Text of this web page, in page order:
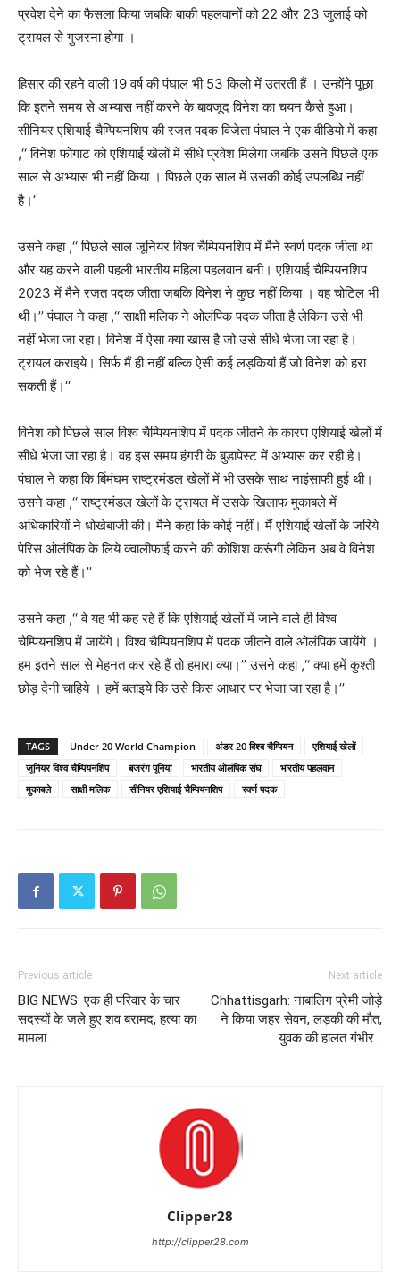
प्रवेश देने का फैसला किया जबकि बाकी पहलवानों को 22 और 23 जुलाई को
ट्रायल से गुजरना होगा ।
हिसार की रहने वाली 19 वर्ष की पंघाल भी 53 किलो में उतरती हैं । उन्होंने पूछा
कि इतने समय से अभ्यास नहीं करने के बावजूद विनेश का चयन कैसे हुआ।
सीनियर एशियाई चैम्पियनशिप की रजत पदक विजेता पंघाल ने एक वीडियो में कहा
,‘‘ विनेश फोगाट को एशियाई खेलों में सीधे प्रवेश मिलेगा जबकि उसने पिछले एक
साल से अभ्यास भी नहीं किया । पिछले एक साल में उसकी कोई उपलब्धि नहीं
है।’
उसने कहा ,‘‘ पिछले साल जूनियर विश्व चैम्पियनशिप में मैने स्वर्ण पदक जीता था
और यह करने वाली पहली भारतीय महिला पहलवान बनी। एशियाई चैम्पियनशिप
2023 में मैने रजत पदक जीता जबकि विनेश ने कुछ नहीं किया । वह चोटिल भी
थी।’’ पंघाल ने कहा ,‘‘ साक्षी मलिक ने ओलंपिक पदक जीता है लेकिन उसे भी
नहीं भेजा जा रहा। विनेश में ऐसा क्या खास है जो उसे सीधे भेजा जा रहा है।
ट्रायल कराइये। सिर्फ मैं ही नहीं बल्कि ऐसी कई लड़कियां हैं जो विनेश को हरा
सकती हैं।’’
विनेश को पिछले साल विश्व चैम्पियनशिप में पदक जीतने के कारण एशियाई खेलों में
सीधे भेजा जा रहा है। वह इस समय हंगरी के बुडापेस्ट में अभ्यास कर रही है।
पंघाल ने कहा कि र्बिमंघम राष्ट्रमंडल खेलों में भी उसके साथ नाइंसाफी हुई थी।
उसने कहा ,‘‘ राष्ट्रमंडल खेलों के ट्रायल में उसके खिलाफ मुकाबले में
अधिकारियों ने धोखेबाजी की। मैने कहा कि कोई नहीं। मैं एशियाई खेलों के जरिये
पेरिस ओलंपिक के लिये क्वालीफाई करने की कोशिश करूंगी लेकिन अब वे विनेश
को भेज रहे हैं।’’
उसने कहा ,‘‘ वे यह भी कह रहे हैं कि एशियाई खेलों में जाने वाले ही विश्व
चैम्पियनशिप में जायेंगे। विश्व चैम्पियनशिप में पदक जीतने वाले ओलंपिक जायेंगे ।
हम इतने साल से मेहनत कर रहे हैं तो हमारा क्या।’’ उसने कहा ,‘‘ क्या हमें कुश्ती
छोड़ देनी चाहिये । हमें बताइये कि उसे किस आधार पर भेजा जा रहा है।’’
TAGS Under 20 World Champion अंडर 20 विश्व चैम्पियन
एशियाई खेलों
जूनियर विश्व चैम्पियनशिप
बजरंग पूनिया भारतीय ओलंपिक संघ
भारतीय पहलवान
मुकाबले
साक्षी मलिक सीनियर एशियाई चैम्पियनशिप स्वर्ण पदक
Previous article
BIG NEWS: एक ही परिवार के चार
सदस्यों के जले हुए शव बरामद, हत्या का
मामला…
Next article
Chhattisgarh: नाबालिग प्रेमी जोड़े
ने किया जहर सेवन, लड़की की मौत,
युवक की हालत गंभीर…
Clipper28
http://clipper28.com